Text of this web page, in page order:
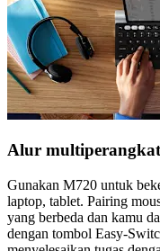
Alur multiperangkat
Gunakan M720 untuk
laptop, tablet. Pairing
yang berbeda dan kamu
dengan tombol Easy-